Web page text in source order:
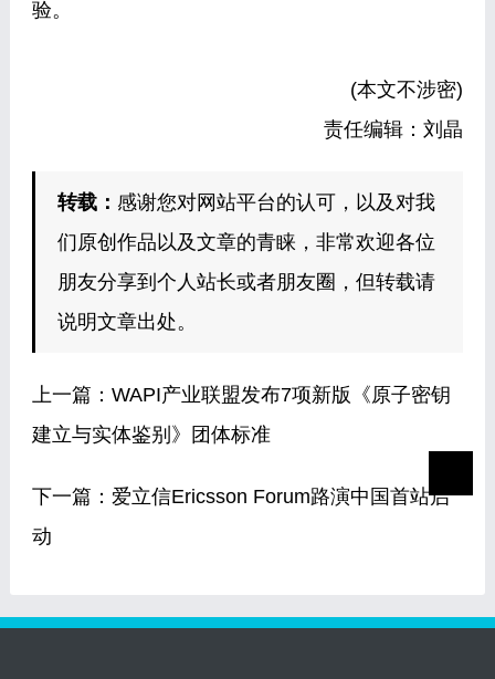
验。
(本文不涉密)
责任编辑：刘晶
转载： 感谢您对网站平台的认可，以及对我
们原创作品以及文章的青睐，非常欢迎各位
朋友分享到个人站长或者朋友圈，但转载请
说明文章出处。
上一篇： WAPI产业联盟发布7项新版《原子密钥
建立与实体鉴别》团体标准
下一篇： 爱立信Ericsson Forum路演中国首站启
动